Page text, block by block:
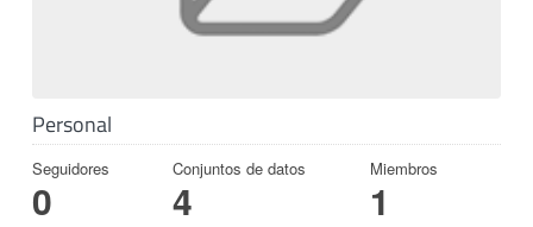
Personal
Seguidores
0
Conjuntos de datos
4
Miembros
1